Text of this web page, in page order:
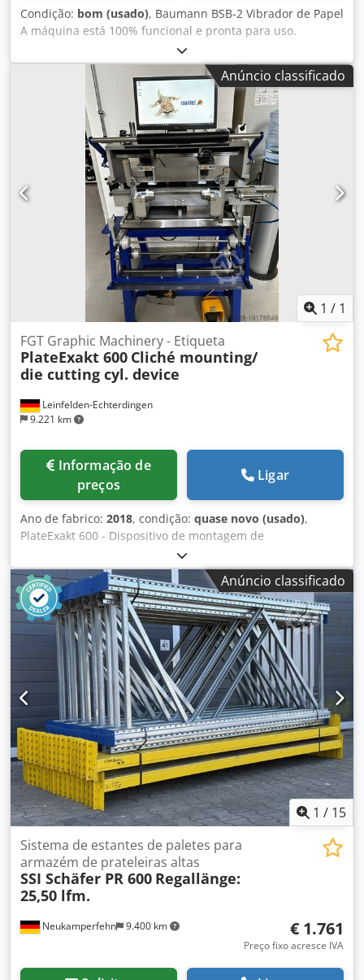
Condição: bom (usado), Baumann BSB-2 Vibrador de Papel
A máquina está 100% funcional e pronta para uso.
Especificações técnicas: Formato máximo: 640×920 mm
Altura da pilha: 160 mm Peso: 350 kg Chedpfxszfww Us Al
Dea Alimentação: 400 V Mesa de ar Ajuste do ângulo de
Anúncio classificado
1 / 1
Leinfelden-Echterdingen
9.221 km
FGT Graphic Machinery - Etiqueta
PlateExakt 600 Cliché mounting/
die cutting cyl. device
preços
Ligar
Ano de fabrico: 2018, condição: quase novo (usado),
PlateExakt 600 - Dispositivo de montagem de
clichés/cilindro de corte de moldes  Idade: 1992 
Dispositivo de montagem  Dispositivo de montagem de
clichés exclusivamente concebido para, O dispositivo de
montagem do cliché ou da placa de corte e vinco no
cilindro de impressão ou de corte e vinco de forma segura,
precisa e rápida. O dispositivo dispõe de duas câmaras
USB de alta resolução que podem ser deslocadas
linearmente numa guia de precisão. guia de precisão.
Sincronizada através do centro e ajustável individualmente
por meio de um volante para diferentes larguras de
impressão.  Diâmetro máx.: 227"  Diâmetro mínimo: 60"
Cjdpfx Ael Ax Uwjl Dsha  Largura: 620mm
Anúncio classificado
1 / 15
Neukamperfehn 9.400 km
Sistema de estantes de paletes para
armazém de prateleiras altas
SSI Schäfer PR 600 Regallänge:
25,50 lfm.
€ 1.761
Preço fixo acresce IVA